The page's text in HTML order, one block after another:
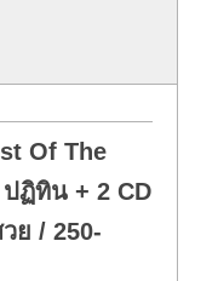
Of The
ปฏิทิน + 2 CD
ย / 250-